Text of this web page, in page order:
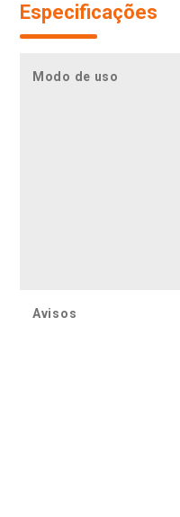
Especificações
Modo de uso
Avisos